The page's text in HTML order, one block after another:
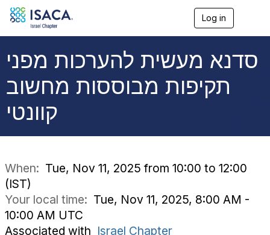
Log in
a
סדנא מעשית להערכות מפני
תקיפות מבוססות מחשוב
קוונטי
When: Tue, Nov 11, 2025 from 10:00 to 12:00
(IST)
Your local time: Tue, Nov 11, 2025, 8:00 AM -
10:00 AM UTC
Associated with Israel Chapter